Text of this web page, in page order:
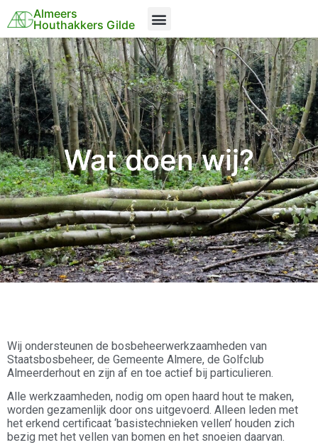
Almeers
Houthakkers Gilde
Wat doen wij?
Wij ondersteunen de bosbeheerwerkzaamheden van
Staatsbosbeheer, de Gemeente Almere, de Golfclub
Almeerderhout en zijn af en toe actief bij particulieren.
Alle werkzaamheden, nodig om open haard hout te maken,
worden gezamenlijk door ons uitgevoerd. Alleen leden met
het erkend certificaat ‘basistechnieken vellen’ houden zich
bezig met het vellen van bomen en het snoeien daarvan.